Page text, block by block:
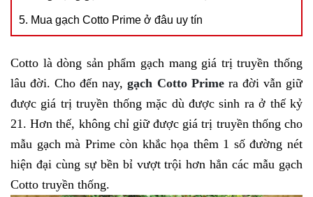
5. Mua gạch Cotto Prime ở đâu uy tín
Cotto là dòng sản phẩm gạch mang giá trị truyền thống
lâu đời. Cho đến nay,gạch Cotto Primera đời vẫn giữ
được giá trị truyền thống mặc dù được sinh ra ở thế kỷ
21. Hơn thế, không chỉ giữ được giá trị truyền thống cho
mẫu gạch mà Prime còn khắc họa thêm 1 số đường nét
hiện đại cùng sự bền bỉ vượt trội hơn hẳn các mẫu gạch
Cotto truyền thống.